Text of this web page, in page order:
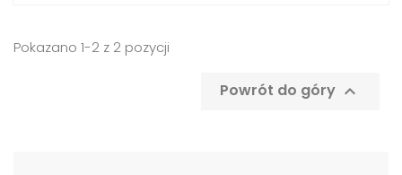
Pokazano 1-2 z 2 pozycji
Powrót do góry 